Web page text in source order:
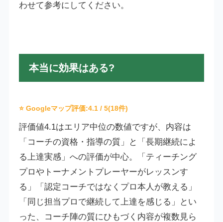
わせて参考にしてください。
本当に効果はある?
⭐ Googleマップ評価:4.1/ 5(18件)
評価値4.1はエリア中位の数値ですが、内容は
「コーチの資格・指導の質」と「長期継続によ
る上達実感」への評価が中心。「ティーチング
プロやトーナメントプレーヤーがレッスンす
る」「認定コーチではなくプロ本人が教える」
「同じ担当プロで継続して上達を感じる」とい
った、コーチ陣の質にひもづく内容が複数見ら